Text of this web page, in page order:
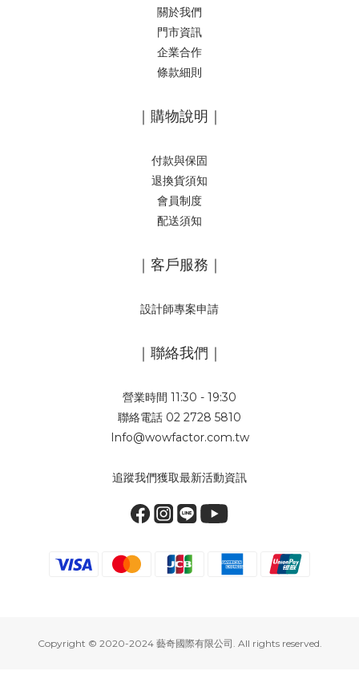
關於我們
門市資訊
企業合作
條款細則
｜購物說明｜
付款與保固
退換貨須知
會員制度
配送須知
｜客戶服務｜
設計師專案申請
｜聯絡我們｜
營業時間 11:30 - 19:30
聯絡電話 02 2728 5810
Info@wowfactor.com.tw
追蹤我們獲取最新活動資訊
Copyright © 2020-2024 藝奇國際有限公司. All rights reserved.